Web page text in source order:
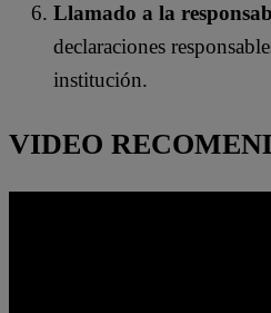
Llamado a la
declaraciones
institución.
VIDEO